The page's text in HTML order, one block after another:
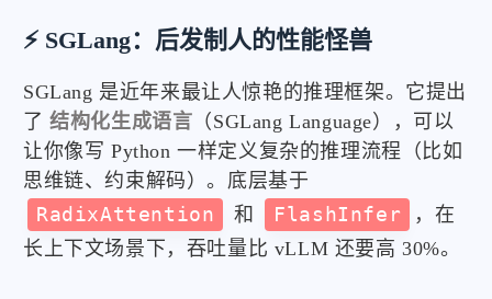
⚡ SGLang：后发制人的性能怪兽
SGLang 是近年来最让人惊艳的推理框架。它提出
了结构化生成语言 （SGLang Language），可以
让你像写 Python 一样定义复杂的推理流程（比如
思维链、约束解码）。底层基于
RadixAttention
和 FlashInfer
，在
长上下文场景下，吞吐量比 vLLM 还要高 30%。